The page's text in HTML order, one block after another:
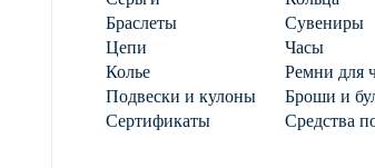
Браслеты
Сувениры
Цепи
Часы
Колье
Ремни для
Подвески и кулоны
Броши и
Сертификаты
Средства